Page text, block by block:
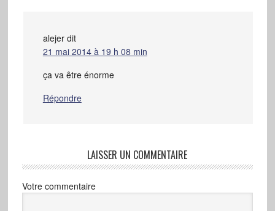
alejer dit
21 mai 2014 à 19 h 08 min
ça va être énorme
Répondre
LAISSER UN COMMENTAIRE
Votre commentaire